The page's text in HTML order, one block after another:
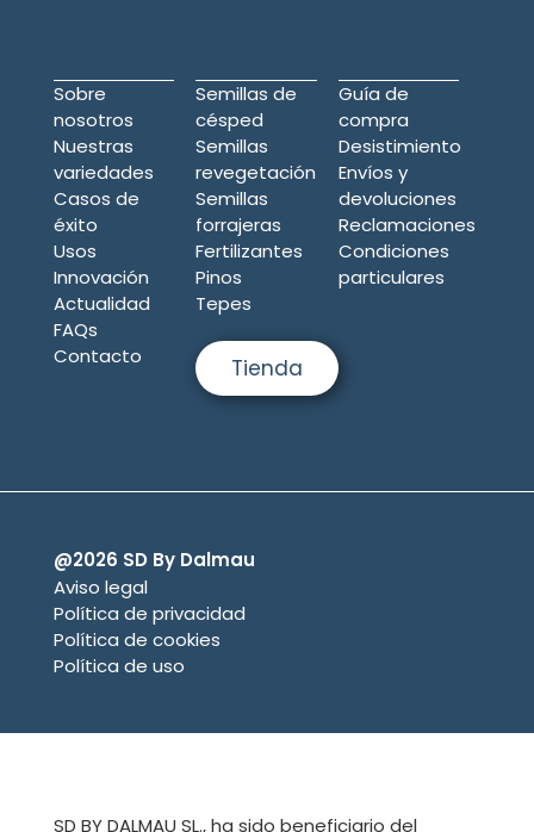
Sobre
nosotros
Nuestras
variedades
Casos de
éxito
Usos
Innovación
Actualidad
FAQs
Contacto
Semillas de
césped
Semillas
revegetación
Semillas
forrajeras
Fertilizantes
Pinos
Tepes
Tienda
Guía de
compra
Desistimiento
Envíos y
devoluciones
Reclamaciones
Condiciones
particulares
@2026 SD By Dalmau
Aviso legal
Política de privacidad
Política de cookies
Política de uso
SD BY DALMAU SL., ha sido beneficiario del